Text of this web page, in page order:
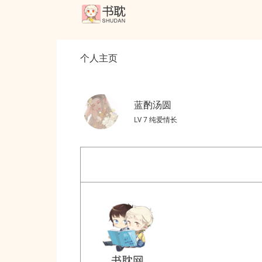
个人主页
蓝酌汤圆
LV 7 纯爱情长